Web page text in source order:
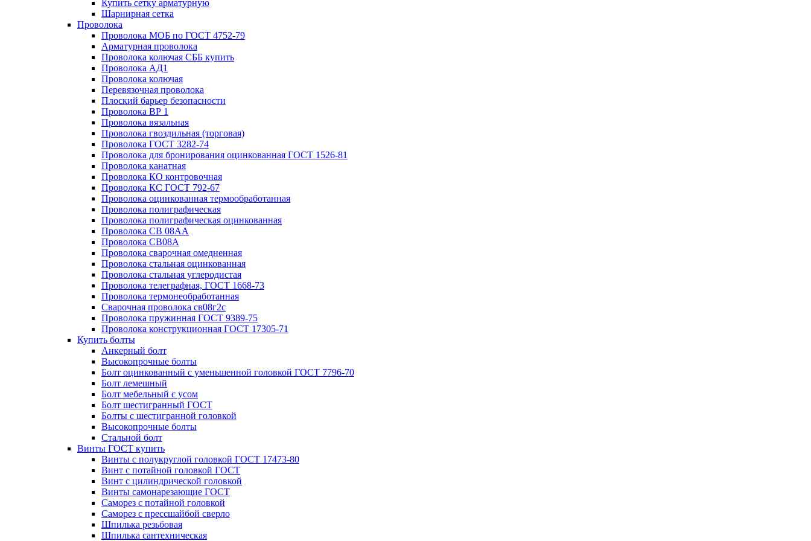
Купить сетку арматурную
Шарнирная сетка
Проволока
Проволока МОБ по ГОСТ 4752-79
Арматурная проволока
Проволока колючая СББ купить
Проволока АД1
Проволока колючая
Перевязочная проволока
Плоский барьер безопасности
Проволока ВР 1
Проволока вязальная
Проволока гвоздильная (торговая)
Проволока ГОСТ 3282-74
Проволока для бронирования оцинкованная ГОСТ 1526-81
Проволока канатная
Проволока КО контровочная
Проволока КС ГОСТ 792-67
Проволока оцинкованная термообработанная
Проволока полиграфическая
Проволока полиграфическая оцинкованная
Проволока СВ 08АА
Проволока СВ08А
Проволока сварочная омедненная
Проволока стальная оцинкованная
Проволока стальная углеродистая
Проволока телеграфная, ГОСТ 1668-73
Проволока термонеобработанная
Сварочная проволока св08г2с
Проволока пружинная ГОСТ 9389-75
Проволока конструкционная ГОСТ 17305-71
Купить болты
Анкерный болт
Высокопрочные болты
Болт оцинкованный с уменьшенной головкой ГОСТ 7796-70
Болт лемешный
Болт мебельный с усом
Болт шестигранный ГОСТ
Болты с шестигранной головкой
Высокопрочные болты
Стальной болт
Винты ГОСТ купить
Винты с полукруглой головкой ГОСТ 17473-80
Винт с потайной головкой ГОСТ
Винт с цилиндрической головкой
Винты самонарезающие ГОСТ
Саморез с потайной головкой
Саморез с прессшайбой сверло
Шпилька резьбовая
Шпилька сантехническая